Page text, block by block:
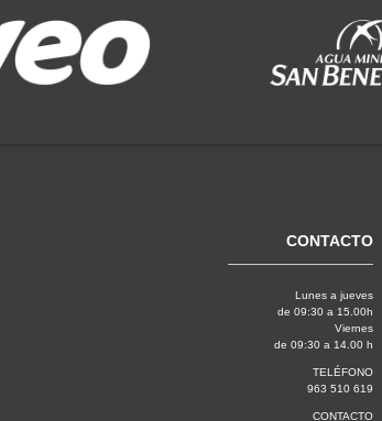
CONTACTO
Lunes a jueves
de 09:30 a 15.00h
Viernes
de 09:30 a 14.00 h
TELÉFONO
963 510 619
CONTACTO